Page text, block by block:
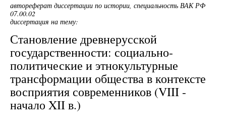
автореферат диссертации по истории, специальность ВАК РФ
07.00.02
диссертация на тему:
Становление древнерусской
государственности: социально-
политические и этнокультурные
трансформации общества в контексте
восприятия современников (VIII -
начало XII в.)